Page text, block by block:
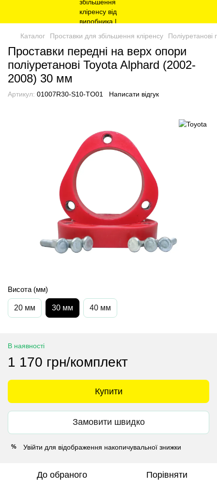
Каталог Проставки для збільшення кліренсу Поліуретанові
Проставки передні на верх опори
поліуретанові Toyota Alphard (2002-
2008) 30 мм
Артикул: 01007R30-S10-TO01 Написати відгук
Висота (мм)
20 мм 30 мм 40 мм
В наявності
1 170 грн/комплект
Купити
Замовити швидко
% Увійти для відображення накопичувальної знижки
До обраного Порівняти